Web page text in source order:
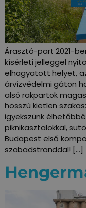
Árasztó-part 2021-
kísérleti jelleggel
elhagyatott helyet,
árvízvédelmi gáton
alsó rakpartok
hosszú kietlen
igyekszünk
piknikasztalokkal,
Budapest első
szabadstranddal! […]